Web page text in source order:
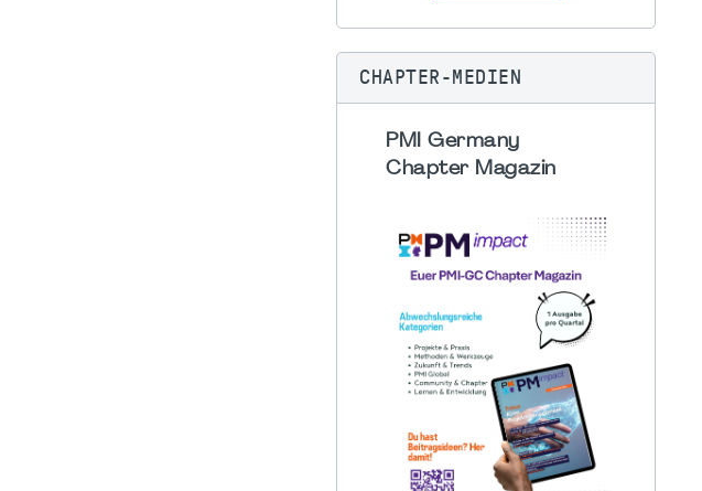
CHAPTER-MEDIEN
PMI Germany
Chapter Magazin